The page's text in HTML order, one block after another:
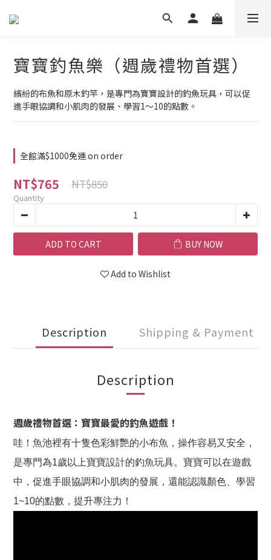
寶寶釣魚樂（週歲禮物首選）
繽紛的布魚和原木釣竿，是專門為寶寶設計的釣魚玩具，可以促
進手眼協調和小肌肉的發展、學習1～10的點數。
全館滿$1000免運 on order
NT$765 NT$850
Quantity
ADD TO CART BUY NOW
Add to Wishlist
Description Shipping & Payment
Description
週歲禮物首選：寶寶最愛的釣魚遊戲！
哇！魚池裡有十隻色彩鮮艷的小布魚，操作容易又安全，
是專門為1歲以上寶寶設計的釣魚玩具。寶寶可以在遊戲
中，促進手眼協調和小肌肉的發展，還能認識顏色、學習
1~10的點數，提升專注力！